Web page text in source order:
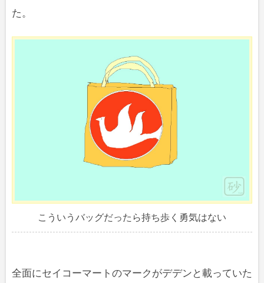
た。
こういうバッグだったら持ち歩く勇気はない
全面にセイコーマートのマークがデデンと載っていた